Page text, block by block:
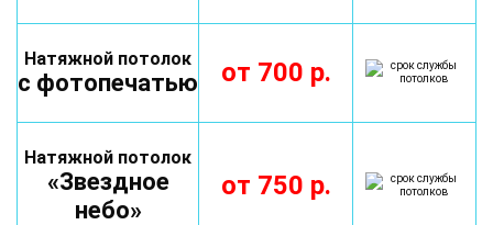
Натяжной потолок
с фотопечатью от 700 р.
Натяжной потолок
«Звездное
небо»
от 750 р.